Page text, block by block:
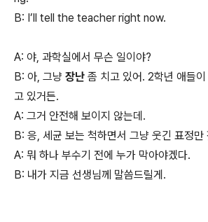
B: I’ll tell the teacher right now.
A: 야, 과학실에서 무슨 일이야?
B: 아, 그냥 장난 좀 치고 있어. 2학년 애들
고 있거든.
A: 그거 안전해 보이지 않는데.
B: 응, 세균 보는 척하면서 그냥 웃긴 표정만
A: 뭐 하나 부수기 전에 누가 막아야겠다.
B: 내가 지금 선생님께 말씀드릴게.